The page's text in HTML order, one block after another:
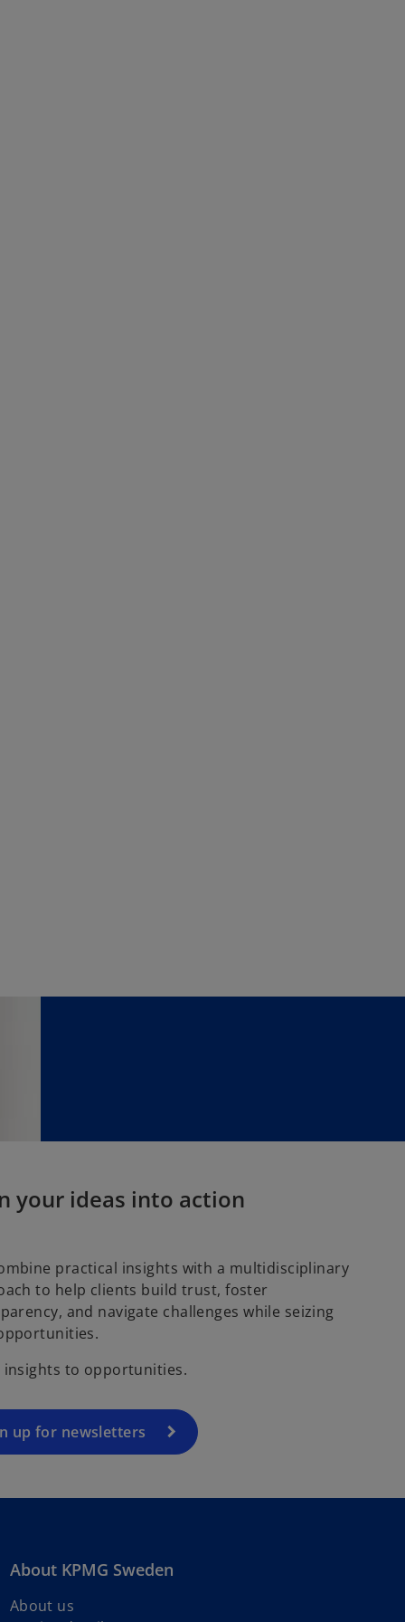
your ideas into action
practical insights with a multidisciplinary
to help clients build trust, foster
and navigate challenges while seizing
insights to opportunities.
up for newsletters
About KPMG Sweden
About us